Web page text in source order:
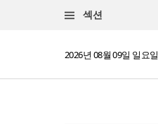
섹션
2026년 08월 09일 일요일